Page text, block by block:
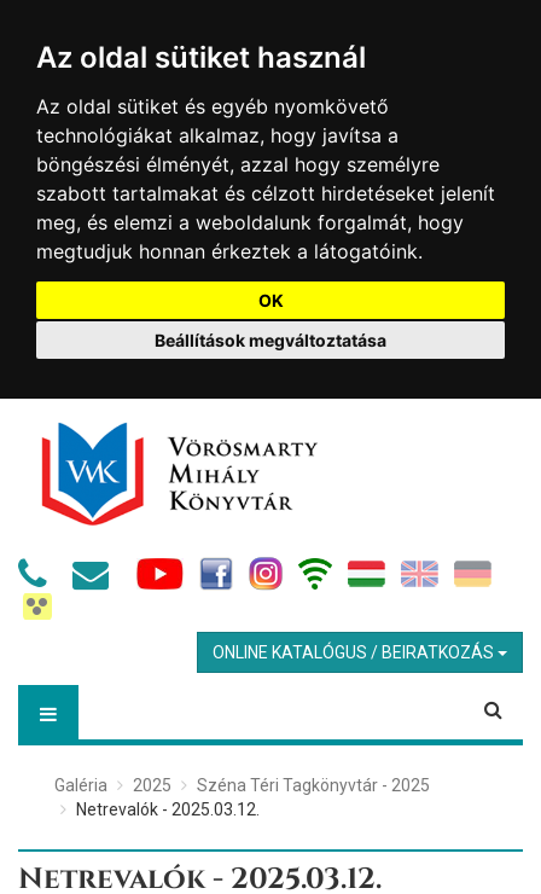
Az oldal sütiket használ
Az oldal sütiket és egyéb nyomkövető
technológiákat alkalmaz, hogy javítsa a
böngészési élményét, azzal hogy személyre
szabott tartalmakat és célzott hirdetéseket jelenít
meg, és elemzi a weboldalunk forgalmát, hogy
megtudjuk honnan érkeztek a látogatóink.
OK
Beállítások megváltoztatása
ONLINE KATALÓGUS / BEIRATKOZÁS
Galéria 2025
Széna Téri Tagkönyvtár - 2025
Netrevalók - 2025.03.12.
Netrevalók - 2025.03.12.